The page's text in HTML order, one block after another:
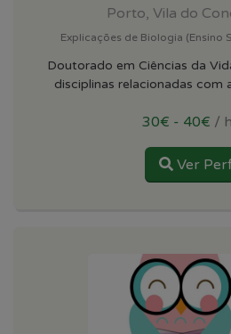
Porto, Vila do
Explicações de Biologia (Ensino
Doutorado em Ciências da
disciplinas relacionadas com
30€ - 40€ /
Ver